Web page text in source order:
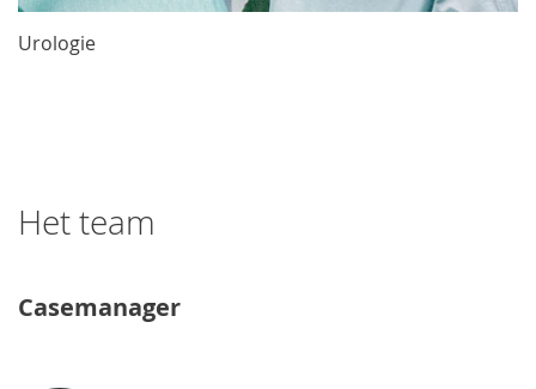
Urologie
Het team
Casemanager